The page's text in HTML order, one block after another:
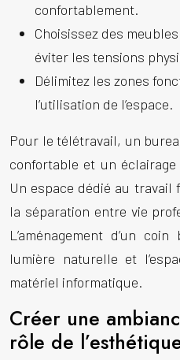
confortablement.
Choisissez des
éviter les tensions
Délimitez les zones
l’utilisation de l’espace.
Pour le télétravail, un
confortable et un
Un espace dédié au
la séparation entre vie
L’aménagement d’un
lumière naturelle et
matériel informatique.
Créer une
rôle de